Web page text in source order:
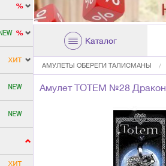
Каталог
АМУЛЕТЫ ОБЕРЕГИ ТАЛИСМАНЫ
Амулет TOTEM №28 Дракон